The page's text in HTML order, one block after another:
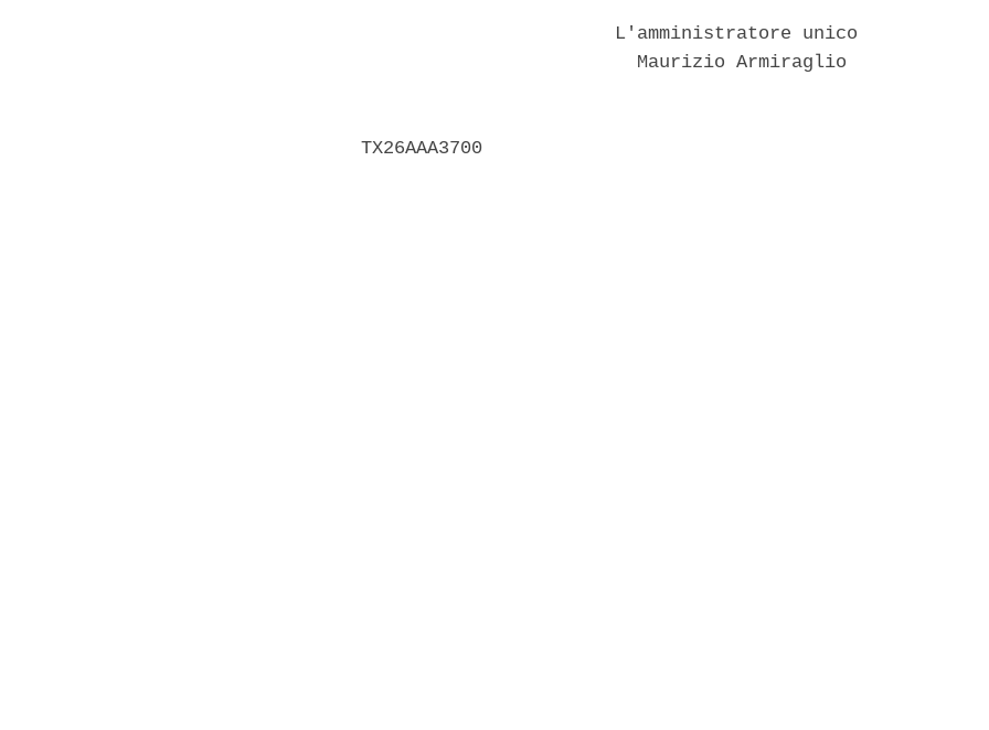
                       L'amministratore unico
                         Maurizio Armiraglio